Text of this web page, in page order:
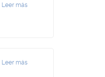
Leer más
Leer más